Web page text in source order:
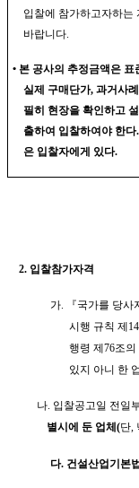
입찰에 참가하고자하는
바랍니다.
• 본 공사의 추정금액은
실제 구매단가, 과거사례
필히 현장을 확인하고
출하여 입찰하여야 한다.
은 입찰자에게 있다.
2. 입찰참가자격
가. 『국가를 당사
시행 규칙 제14
행령 제76조
있지 아니 한
나. 입찰공고일 전일
별시에 둔 업체(단,
다. 건설산업기본